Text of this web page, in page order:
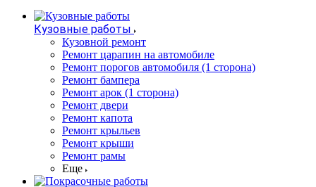
Кузовные работы
Кузовной ремонт
Ремонт царапин на автомобиле
Ремонт порогов автомобиля (1 сторона)
Ремонт бампера
Ремонт арок (1 сторона)
Ремонт двери
Ремонт капота
Ремонт крыльев
Ремонт крыши
Ремонт рамы
Еще